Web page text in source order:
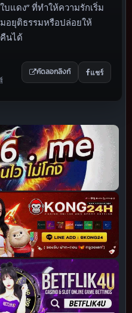
แดง” ที่ทำให้ความรักเริ่ม
อยุติธรรมหรือปล่อยให้
นได้
คัดลอกลิงก์ แชร์